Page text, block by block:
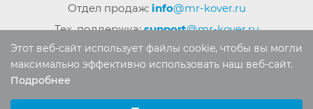
Отдел продаж: info@mr-kover.ru
Тех. поддержка:support@mr-kover.ru
Этот веб-сайт использует файлы cookie, чтобы вы могли
максимально эффективно использовать наш веб-сайт.
Подробнее